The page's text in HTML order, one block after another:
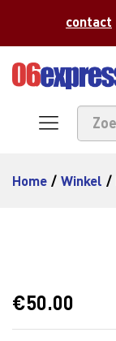
contact
Home / Winkel /
€50.00